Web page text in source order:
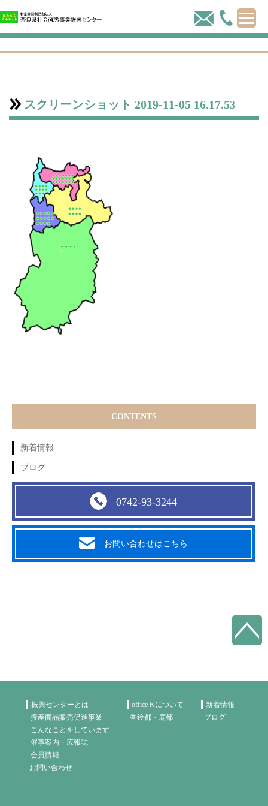
スクリーンショット 2019-11-05 16.17.53
CONTENTS
新着情報
ブログ
0742-93-3244
お問い合わせはこちら
振興センターとは
授産商品販売促進事業
こんなことをしています
催事案内・広報誌
会員情報
お問い合わせ
office Kについて
香鈴都・鹿都
新着情報
ブログ